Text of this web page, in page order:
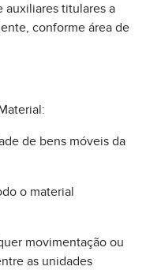
auxiliares titulares a
conforme área de
de bens móveis da
o material
movimentação ou
as unidades